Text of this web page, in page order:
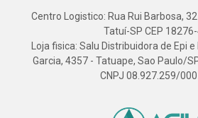
Centro Logistico: Rua Rui Barbosa,
Tatuí-SP CEP
Loja fisica: Salu Distribuidora de Epi
Garcia, 4357 - Tatuape, Sao Paulo/
CNPJ 08.927.259/